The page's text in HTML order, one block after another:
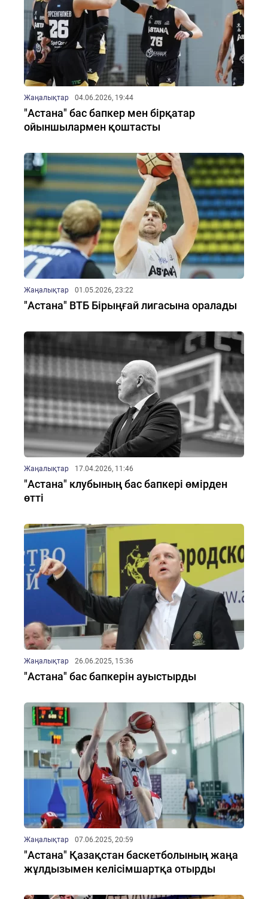
Жаңалықтар 04.06.2026, 19:44
"Астана" бас бапкер мен бірқатар
ойыншылармен қоштасты
Жаңалықтар 01.05.2026, 23:22
"Астана" ВТБ Бірыңғай лигасына оралады
Жаңалықтар 17.04.2026, 11:46
"Астана" клубының бас бапкері өмірден
өтті
Жаңалықтар 26.06.2025, 15:36
"Астана" бас бапкерін ауыстырды
Жаңалықтар 07.06.2025, 20:59
"Астана" Қазақстан баскетболының жаңа
жұлдызымен келісімшартқа отырды